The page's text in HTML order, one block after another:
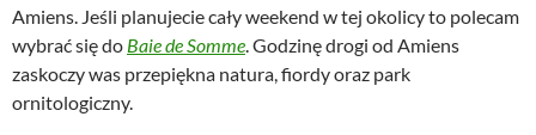
Amiens. Jeśli planujecie cały weekend w tej okolicy to polecam
wybrać się do Baie de Somme . Godzinę drogi od Amiens
zaskoczy was przepiękna natura, fiordy oraz park
ornitologiczny.